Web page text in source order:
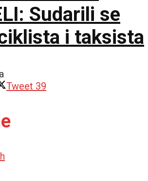
Sudarili se
i taksista
Tweet 39